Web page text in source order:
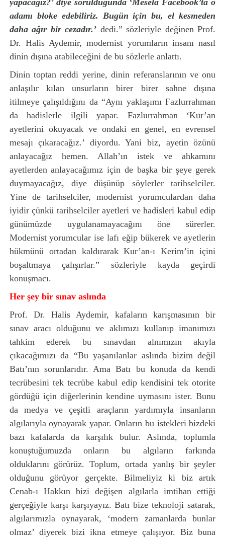
yapacağız?’ diye sorulduğunda ‘Mesela Facebook’ta o
adamı bloke edebiliriz. Bugün için bu, el kesmeden
daha ağır bir cezadır.’ dedi.” sözleriyle değinen Prof.
Dr. Halis Aydemir, modernist yorumların insanı nasıl
dinin dışına atabileceğini de bu sözlerle anlattı.
Dinin toptan reddi yerine, dinin referanslarının ve onu
anlaşılır kılan unsurların birer birer sahne dışına
itilmeye çalışıldığını da “Aynı yaklaşımı Fazlurrahman
da hadislerle ilgili yapar. Fazlurrahman ‘Kur’an
ayetlerini okuyacak ve ondaki en genel, en evrensel
mesajı çıkaracağız.’ diyordu. Yani biz, ayetin özünü
anlayacağız hemen. Allah’ın istek ve ahkamını
ayetlerden anlayacağımız için de başka bir şeye gerek
duymayacağız, diye düşünüp söylerler tarihselciler.
Yine de tarihselciler, modernist yorumculardan daha
iyidir çünkü tarihselciler ayetleri ve hadisleri kabul edip
günümüzde uygulanamayacağını öne sürerler.
Modernist yorumcular ise lafı eğip bükerek ve ayetlerin
hükmünü ortadan kaldırarak Kur’an-ı Kerim’in içini
boşaltmaya çalışırlar.” sözleriyle kayda geçirdi
konuşmacı.
Her şey bir sınav aslında
Prof. Dr. Halis Aydemir, kafaların karışmasının bir
sınav aracı olduğunu ve aklımızı kullanıp imanımızı
tahkim ederek bu sınavdan alnımızın akıyla
çıkacağımızı da “Bu yaşanılanlar aslında bizim değil
Batı’nın sorunlarıdır. Ama Batı bu konuda da kendi
tecrübesini tek tecrübe kabul edip kendisini tek otorite
gördüğü için diğerlerinin kendine uymasını ister. Bunu
da medya ve çeşitli araçların yardımıyla insanların
algılarıyla oynayarak yapar. Onların bu istekleri bizdeki
bazı kafalarda da karşılık bulur. Aslında, toplumla
konuştuğumuzda onların bu algıların farkında
olduklarını görürüz. Toplum, ortada yanlış bir şeyler
olduğunu görüyor gerçekte. Bilmeliyiz ki biz artık
Cenab-ı Hakkın bizi değişen algılarla imtihan ettiği
gerçeğiyle karşı karşıyayız. Batı bize teknoloji satarak,
algılarımızla oynayarak, ‘modern zamanlarda bunlar
olmaz’ diyerek bizi ikna etmeye çalışıyor. Biz buna